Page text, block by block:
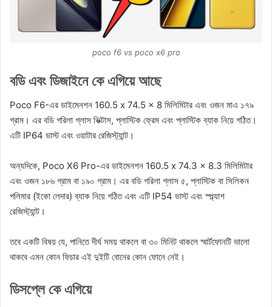
poco f6 vs poco x6 pro
বডি এবং ডিজাইনে কে এগিয়ে আছে
Poco F6-এর ডাইমেনশন 160.5 x 74.5 x 8 মিলিমিটার এবং ওজন মাএ ১৭৯
গ্রাম। এর বডি গরিলা গ্লাস ভিক্টাস, প্লাস্টিক ফ্রেম এবং প্লাস্টিক ব্যাক নিয়ে গঠিত।
এটি IP64 ডাস্ট এবং ওয়াটার রেজিস্ট্যান্ট।
অন্যদিকে, Poco X6 Pro-এর ডাইমেনশন 160.5 x 74.3 x 8.3 মিলিমিটার
এবং ওজন ১৮৬ গ্রাম বা ১৯০ গ্রাম। এর বডি গরিলা গ্লাস ৫, প্লাস্টিক বা সিলিকন
পলিমার (ইকো লেদার) ব্যাক নিয়ে গঠিত এবং এটি IP54 ডাস্ট এবং স্প্ল্যাশ
রেজিস্ট্যান্ট।
তবে একটি বিষয় যে, পানিতে দীর্ঘ সময় থাকলে বা ৩০ মিনিট থাকলে স্মার্টফোনটি ভালো
থাকবে এমন কোন ফিচার এই দুইটি বোনের কোন ফোনে নেই।
ডিসপ্লে কে এগিয়ে